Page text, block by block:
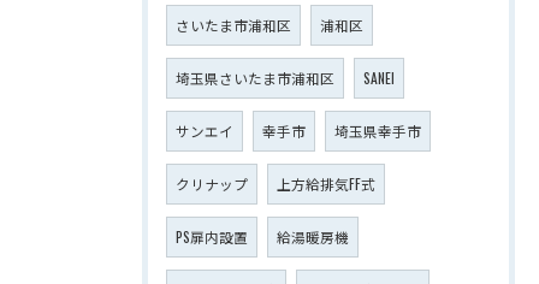
さいたま市浦和区 浦和区
埼玉県さいたま市浦和区 SANEI
サンエイ 幸手市 埼玉県幸手市
クリナップ 上方給排気FF式
PS扉内設置 給湯暖房機